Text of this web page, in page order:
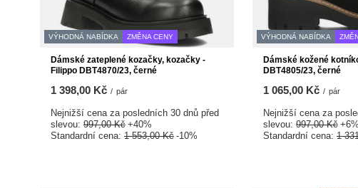
VÝHODNÁ NABÍDKA ZMĚNA CENY
Dámské zateplené kozačky, kozačky -
Filippo DBT4870/23, černé
1 398,00 Kč / pár
Nejnižší cena za posledních 30 dnů před
slevou: 997,00 Kč +40%
Standardní cena: 1 553,00 Kč -10%
VÝHODNÁ NABÍDKA
Dámské kožené
DBT4805/23, černé
1 065,00 Kč / pár
Nejnižší cena za
slevou: 997,00 Kč +6%
Standardní cena: 1